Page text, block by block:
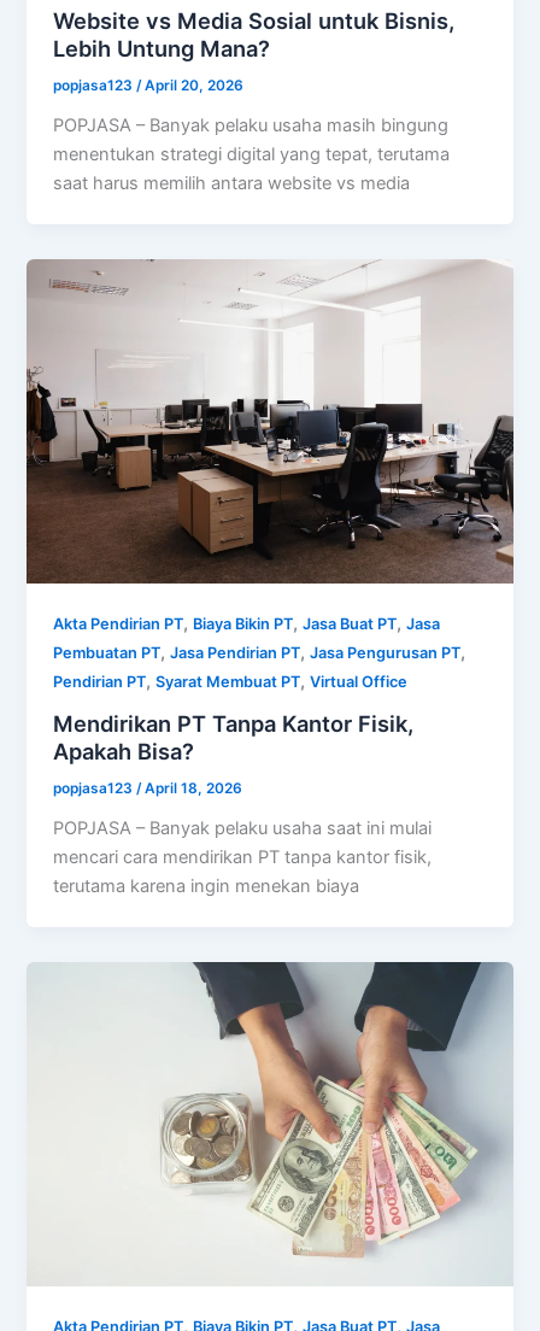
Website vs Media Sosial untuk Bisnis,
Lebih Untung Mana?
popjasa123/April 20, 2026
POPJASA – Banyak pelaku usaha masih bingung
menentukan strategi digital yang tepat, terutama
saat harus memilih antara website vs media
Akta Pendirian PT, Biaya Bikin PT,Jasa Buat PT,Jasa
Pembuatan PT,Jasa Pendirian PT,Jasa Pengurusan PT,
Pendirian PT,Syarat Membuat PT,Virtual Office
Mendirikan PT Tanpa Kantor Fisik,
Apakah Bisa?
popjasa123/April 18, 2026
POPJASA – Banyak pelaku usaha saat ini mulai
mencari cara mendirikan PT tanpa kantor fisik,
terutama karena ingin menekan biaya
Akta Pendirian PT Biaya Bikin PT Jasa Buat PT Jasa